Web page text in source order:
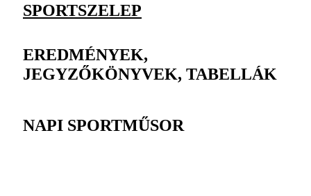
SPORTSZELEP
EREDMÉNYEK,
JEGYZŐKÖNYVEK, TABELLÁK
NAPI SPORTMŰSOR